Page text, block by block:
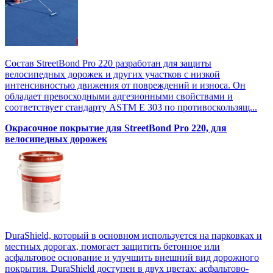
Состав StreetBond Pro 220 разработан для защиты
велосипедных дорожек и других участков с низкой
интенсивностью движения от повреждений и износа. Он
обладает превосходными адгезионными свойствами и
соответствует стандарту ASTM E 303 по противоскользящ...
Окрасочное покрытие для StreetBond Pro 220, для
велосипедных дорожек
DuraShield, который в основном используется на парковках и
местных дорогах, помогает защитить бетонное или
асфальтовое основание и улучшить внешний вид дорожного
покрытия. DuraShield доступен в двух цветах: асфальтово-